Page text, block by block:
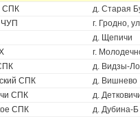
СПК д. Старая
ЧУП г. Гродно,
д. Щепичи
г.
д. Видзы-
СПК д. Вишнево
СПК д.
СПК д. Дубина-Б